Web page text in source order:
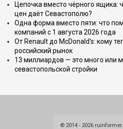
Цепочка вместо чёрного ящика:
цен даёт Севастополю?
Одна форма вместо пяти: что
компаний с 1 августа 2026 года
От Renault до McDonald's: кому
российский рынок
13 миллиардов — это много или
севастопольской стройки
© 2014 - 2026